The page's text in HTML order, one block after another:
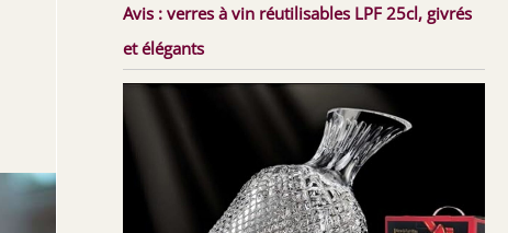
Avis : verres à vin réutilisables LPF 25cl, givrés
et élégants